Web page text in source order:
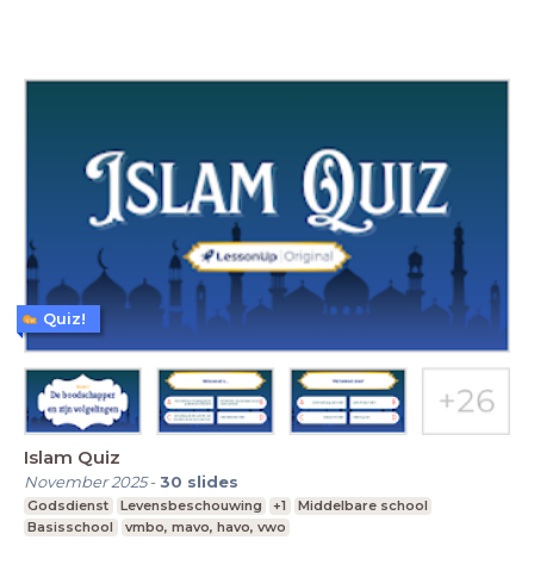
Islam Quiz
November 2025-30 slides
Godsdienst Levensbeschouwing +1
Middelbare school
Basisschool
vmbo, mavo, havo, vwo
Quiz!